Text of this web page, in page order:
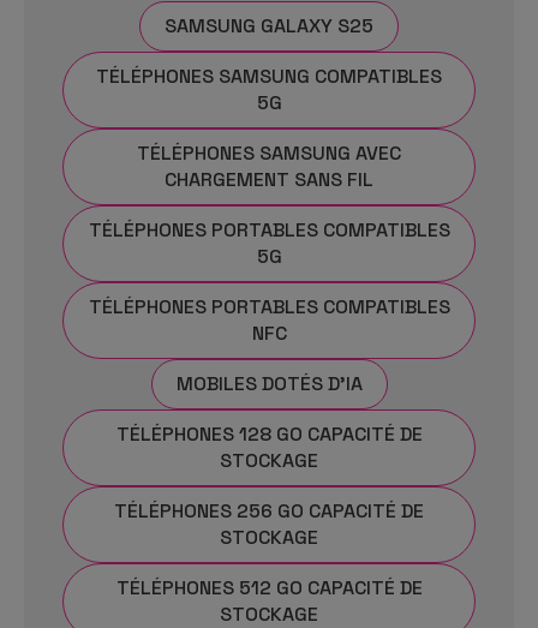
SAMSUNG GALAXY S25
TÉLÉPHONES SAMSUNG COMPATIBLES
5G
TÉLÉPHONES SAMSUNG AVEC
CHARGEMENT SANS FIL
TÉLÉPHONES PORTABLES COMPATIBLES
5G
TÉLÉPHONES PORTABLES COMPATIBLES
NFC
MOBILES DOTÉS D'IA
TÉLÉPHONES 128 GO CAPACITÉ DE
STOCKAGE
TÉLÉPHONES 256 GO CAPACITÉ DE
STOCKAGE
TÉLÉPHONES 512 GO CAPACITÉ DE
STOCKAGE